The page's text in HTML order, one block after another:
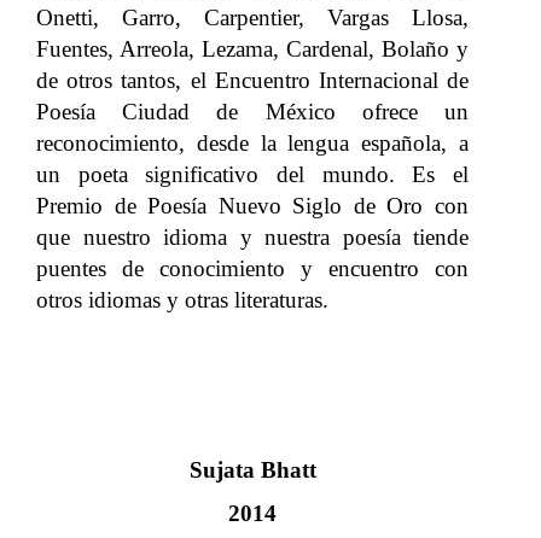
Onetti, Garro, Carpentier, Vargas Llosa,
Fuentes, Arreola, Lezama, Cardenal, Bolaño y
de otros tantos, el Encuentro Internacional de
Poesía Ciudad de México ofrece un
reconocimiento, desde la lengua española, a
un poeta significativo del mundo. Es el
Premio de Poesía Nuevo Siglo de Oro con
que nuestro idioma y nuestra poesía tiende
puentes de conocimiento y encuentro con
otros idiomas y otras literaturas.
Sujata Bhatt
2014